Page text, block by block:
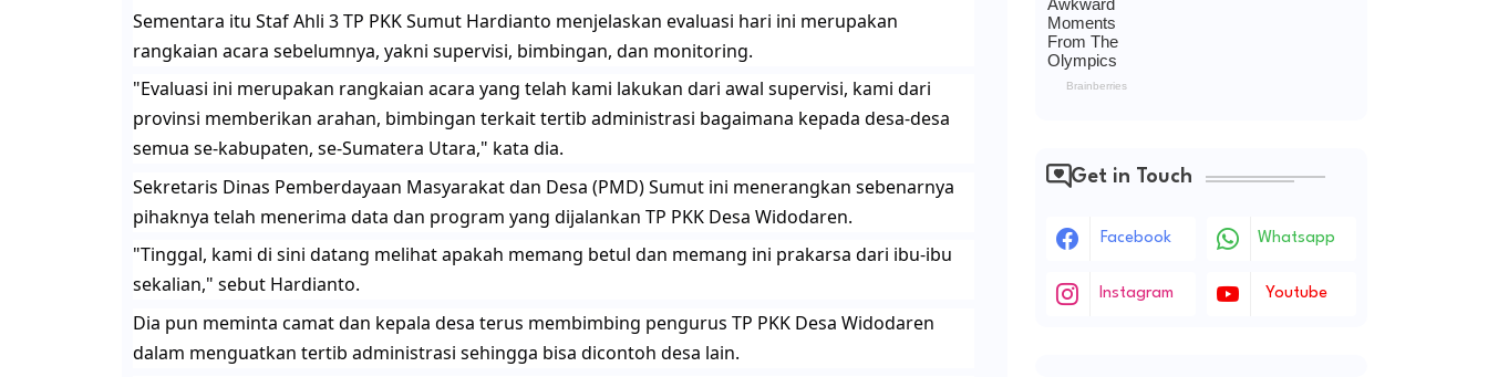
Sementara itu Staf Ahli 3 TP PKK Sumut Hardianto menjelaskan evaluasi hari ini merupakan
rangkaian acara sebelumnya, yakni supervisi, bimbingan, dan monitoring.
​"Evaluasi ini merupakan rangkaian acara yang telah kami lakukan dari awal supervisi, kami dari
provinsi memberikan arahan, bimbingan terkait tertib administrasi bagaimana kepada desa-desa
semua se-kabupaten, se-Sumatera Utara," kata dia.
​Sekretaris Dinas Pemberdayaan Masyarakat dan Desa (PMD) Sumut ini menerangkan sebenarnya
pihaknya telah menerima data dan program yang dijalankan TP PKK Desa Widodaren.
​"Tinggal, kami di sini datang melihat apakah memang betul dan memang ini prakarsa dari ibu-ibu
sekalian," sebut Hardianto.
​Dia pun meminta camat dan kepala desa terus membimbing pengurus TP PKK Desa Widodaren
dalam menguatkan tertib administrasi sehingga bisa dicontoh desa lain.
Get in Touch
Facebook Whatsapp
Instagram Youtube